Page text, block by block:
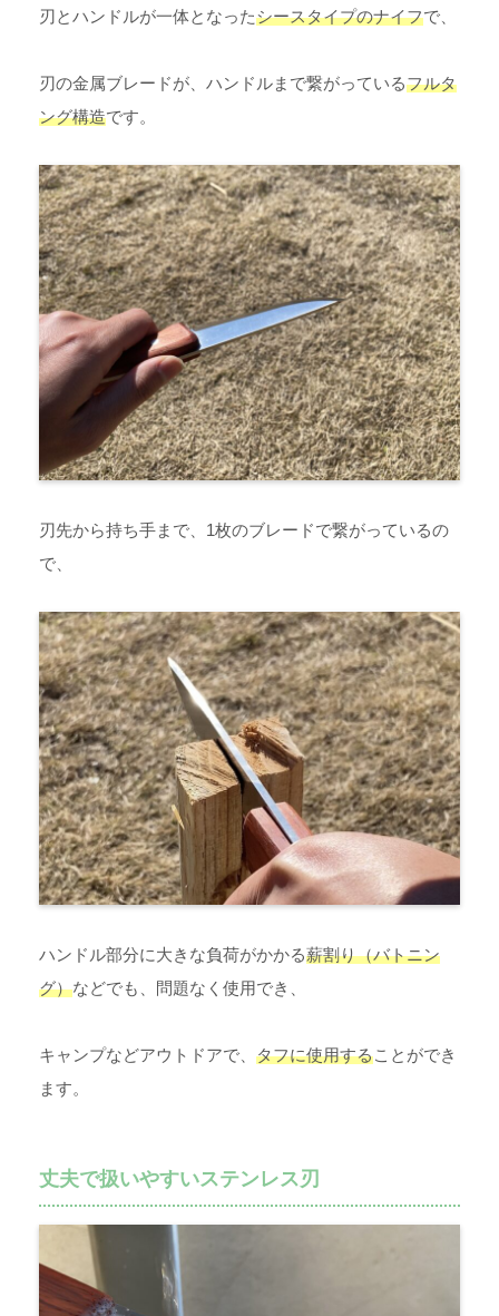
刃とハンドルが一体となったシースタイプのナイフで、
刃の金属ブレードが、ハンドルまで繋がっているフルタ
ング構造です。
刃先から持ち手まで、1枚のブレードで繋がっているの
で、
ハンドル部分に大きな負荷がかかる薪割り（バトニン
グ）などでも、問題なく使用でき、
キャンプなどアウトドアで、 タフに使用することができ
ます。
丈夫で扱いやすいステンレス刃